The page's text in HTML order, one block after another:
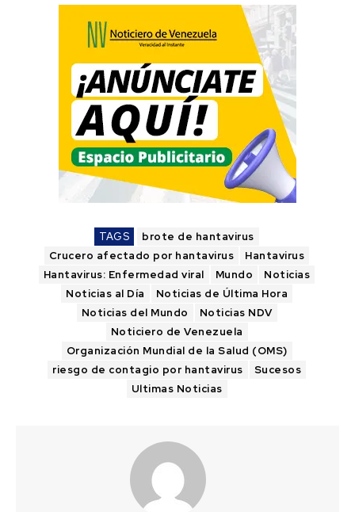
TAGS
brote de hantavirus
Crucero afectado por hantavirus
Hantavirus
Hantavirus: Enfermedad viral
Mundo
Noticias
Noticias al Día
Noticias de Última Hora
Noticias del Mundo
Noticias NDV
Noticiero de Venezuela
Organización Mundial de la Salud (OMS)
riesgo de contagio por hantavirus
Sucesos
Ultimas Noticias